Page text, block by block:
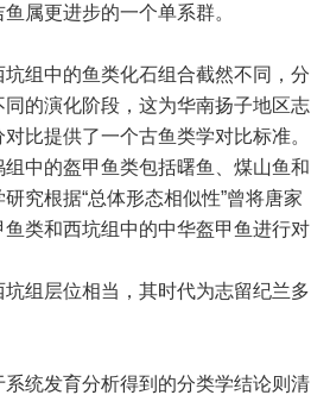
属更进步的一个单系群。
中的鱼类化石组合截然不同，分
的演化阶段，这为华南扬子地区志
比提供了一个古鱼类学对比标准。
中的盔甲鱼类包括曙鱼、煤山鱼和
究根据“总体形态相似性”曾将唐家
类和西坑组中的中华盔甲鱼进行对
组层位相当，其时代为志留纪兰多
统发育分析得到的分类学结论则清